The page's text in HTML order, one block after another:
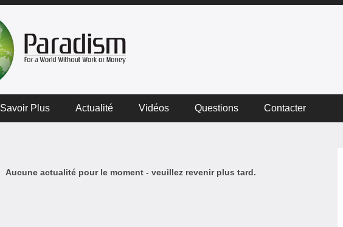
Savoir Plus Actualité Vidéos Questions Contacter
Aucune actualité pour le moment - veuillez revenir plus tard.